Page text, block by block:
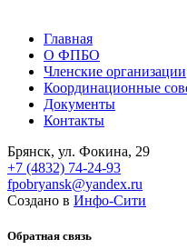
Главная
О ФПБО
Членские организации
Координационные
Документы
Контакты
Брянск, ул. Фокина, 29
+7 (4832) 74-24-93
fpobryansk@yandex.ru
Создано в Инфо-Сити
Обратная связь